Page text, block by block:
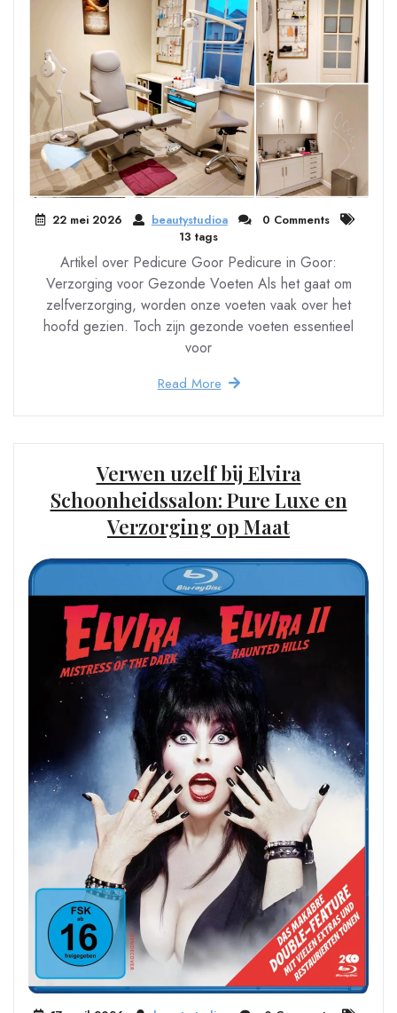
22 mei 2026 beautystudioa
0 Comments
13 tags
Artikel over Pedicure Goor Pedicure in Goor:
Verzorging voor Gezonde Voeten Als het gaat om
zelfverzorging, worden onze voeten vaak over het
hoofd gezien. Toch zijn gezonde voeten essentieel
voor
Read More
Verwen uzelf bij Elvira
Schoonheidssalon: Pure Luxe en
Verzorging op Maat